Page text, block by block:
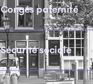
Congés paternité
Sécurité sociale